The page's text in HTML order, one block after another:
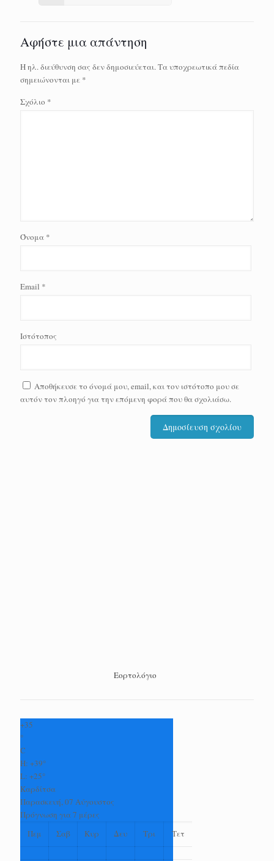
Αφήστε μια απάντηση
Η ηλ. διεύθυνση σας δεν δημοσιεύεται.Τα υποχρεωτικά πεδία
σημειώνονται με *
Σχόλιο *
Όνομα *
Email *
Ιστότοπος
Αποθήκευσε το όνομά μου, email, και τον ιστότοπο μου σε
αυτόν τον πλοηγό για την επόμενη φορά που θα σχολιάσω.
Εορτολόγιο
+35
°
C
H: +39°
L: +25°
Καρδίτσα
Παρασκευή, 07 Αύγουστος
Πρόγνωση για 7 μέρες
Πεμ
Σαβ Κυρ Δευ Τρι Τετ